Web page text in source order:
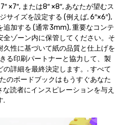
×7″, または8″ ×8″, あなたが望むス
サイズを設定する (例えば, 6″×6″),
追加する (通常3mm), 重要なコンテ
全ゾーン内に保管してください。そ
久性に基づいて紙の品質と仕上げを
る印刷パートナーと協力して、製
の詳細を最終決定します。. すべて
のボードブックはもうすぐあなた
読者にインスピレーションを与え
.